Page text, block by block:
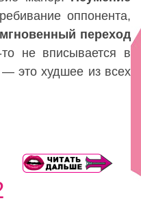
оппонента,
мгновенный переход
не вписывается в
это худшее из всех